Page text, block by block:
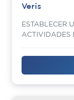
Veris
ESTABLECER
ACTIVIDADES